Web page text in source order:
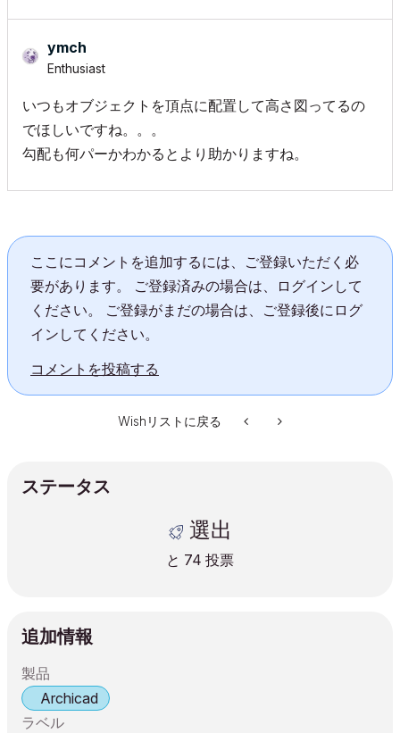
ymch
Enthusiast
いつもオブジェクトを頂点に配置して高さ図ってるの
でほしいですね。。。
勾配も何パーかわかるとより助かりますね。
ここにコメントを追加するには、ご登録いただく必
要があります。 ご登録済みの場合は、ログインして
ください。 ご登録がまだの場合は、ご登録後にログ
インしてください。
コメントを投稿する
Wishリストに戻る
ステータス
選出
と 74 投票
追加情報
製品
Archicad
ラベル